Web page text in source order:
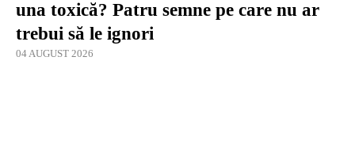
una toxică? Patru semne pe care nu ar
trebui să le ignori
04 AUGUST 2026